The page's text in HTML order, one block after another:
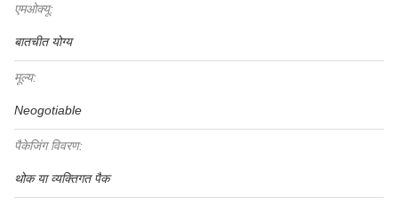
एमओक्यू:
बातचीत योग्य
मूल्य:
Neogotiable
पैकेजिंग विवरण:
थोक या व्यक्तिगत पैक